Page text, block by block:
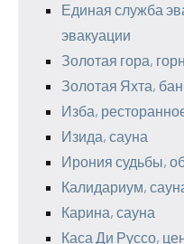
Единая служба
эвакуации
Золотая гора,
Золотая Яхта,
Изба,
Изида, сауна
Ирония судьбы,
Калидариум,
Карина, сауна
Каса Ди Руссо,